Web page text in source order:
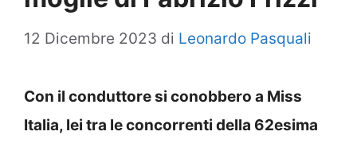
12 Dicembre 2023 di Leonardo Pasquali
Con il conduttore si conobbero a Miss
Italia, lei tra le concorrenti della 62esima